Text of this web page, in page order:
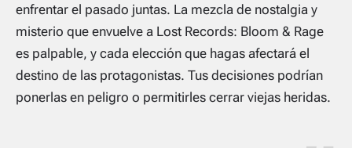
enfrentar el pasado juntas. La mezcla de nostalgia y
misterio que envuelve a Lost Records: Bloom & Rage
es palpable, y cada elección que hagas afectará el
destino de las protagonistas. Tus decisiones podrían
ponerlas en peligro o permitirles cerrar viejas heridas.